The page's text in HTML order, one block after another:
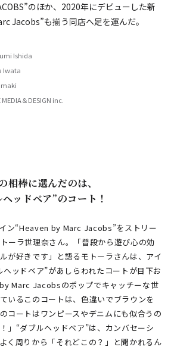
のほか、2020年にデビューした新
Jacobs”も揃う同店へ足を運んだ。
Ishida
Iwata
MEDIA＆DESIGN inc.
相棒に選んだのは、
ッドベア”のコート！
ン“Heaven by Marc Jacobs”をストリー
ーラ世理奈さん。「普段から遊び心の効
が好きです」と語るモトーラさんは、アイ
ヘッドベア”があしらわれたコートが目下お
Marc Jacobsのポップでキャッチーな世
いるこのコートは、色違いでブラウンを
コートはワンピースやデニムにも似合うの
」“ダブルヘッドベア”は、カンバセーシ
く周りから「それどこの？」と聞かれるん